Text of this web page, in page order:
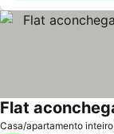
Casa/apartamento inteiro